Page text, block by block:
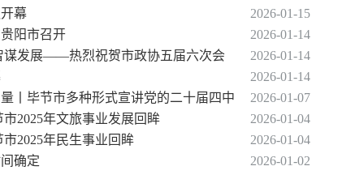
幕
2026-01-15
阳市召开
2026-01-14
谋发展——热烈祝贺市政协五届六次会
2026-01-14
2026-01-14
丨毕节市多种形式宣讲党的二十届四中
2026-01-07
2025年文旅事业发展回眸
2026-01-04
2025年民生事业回眸
2026-01-04
确定
2026-01-02